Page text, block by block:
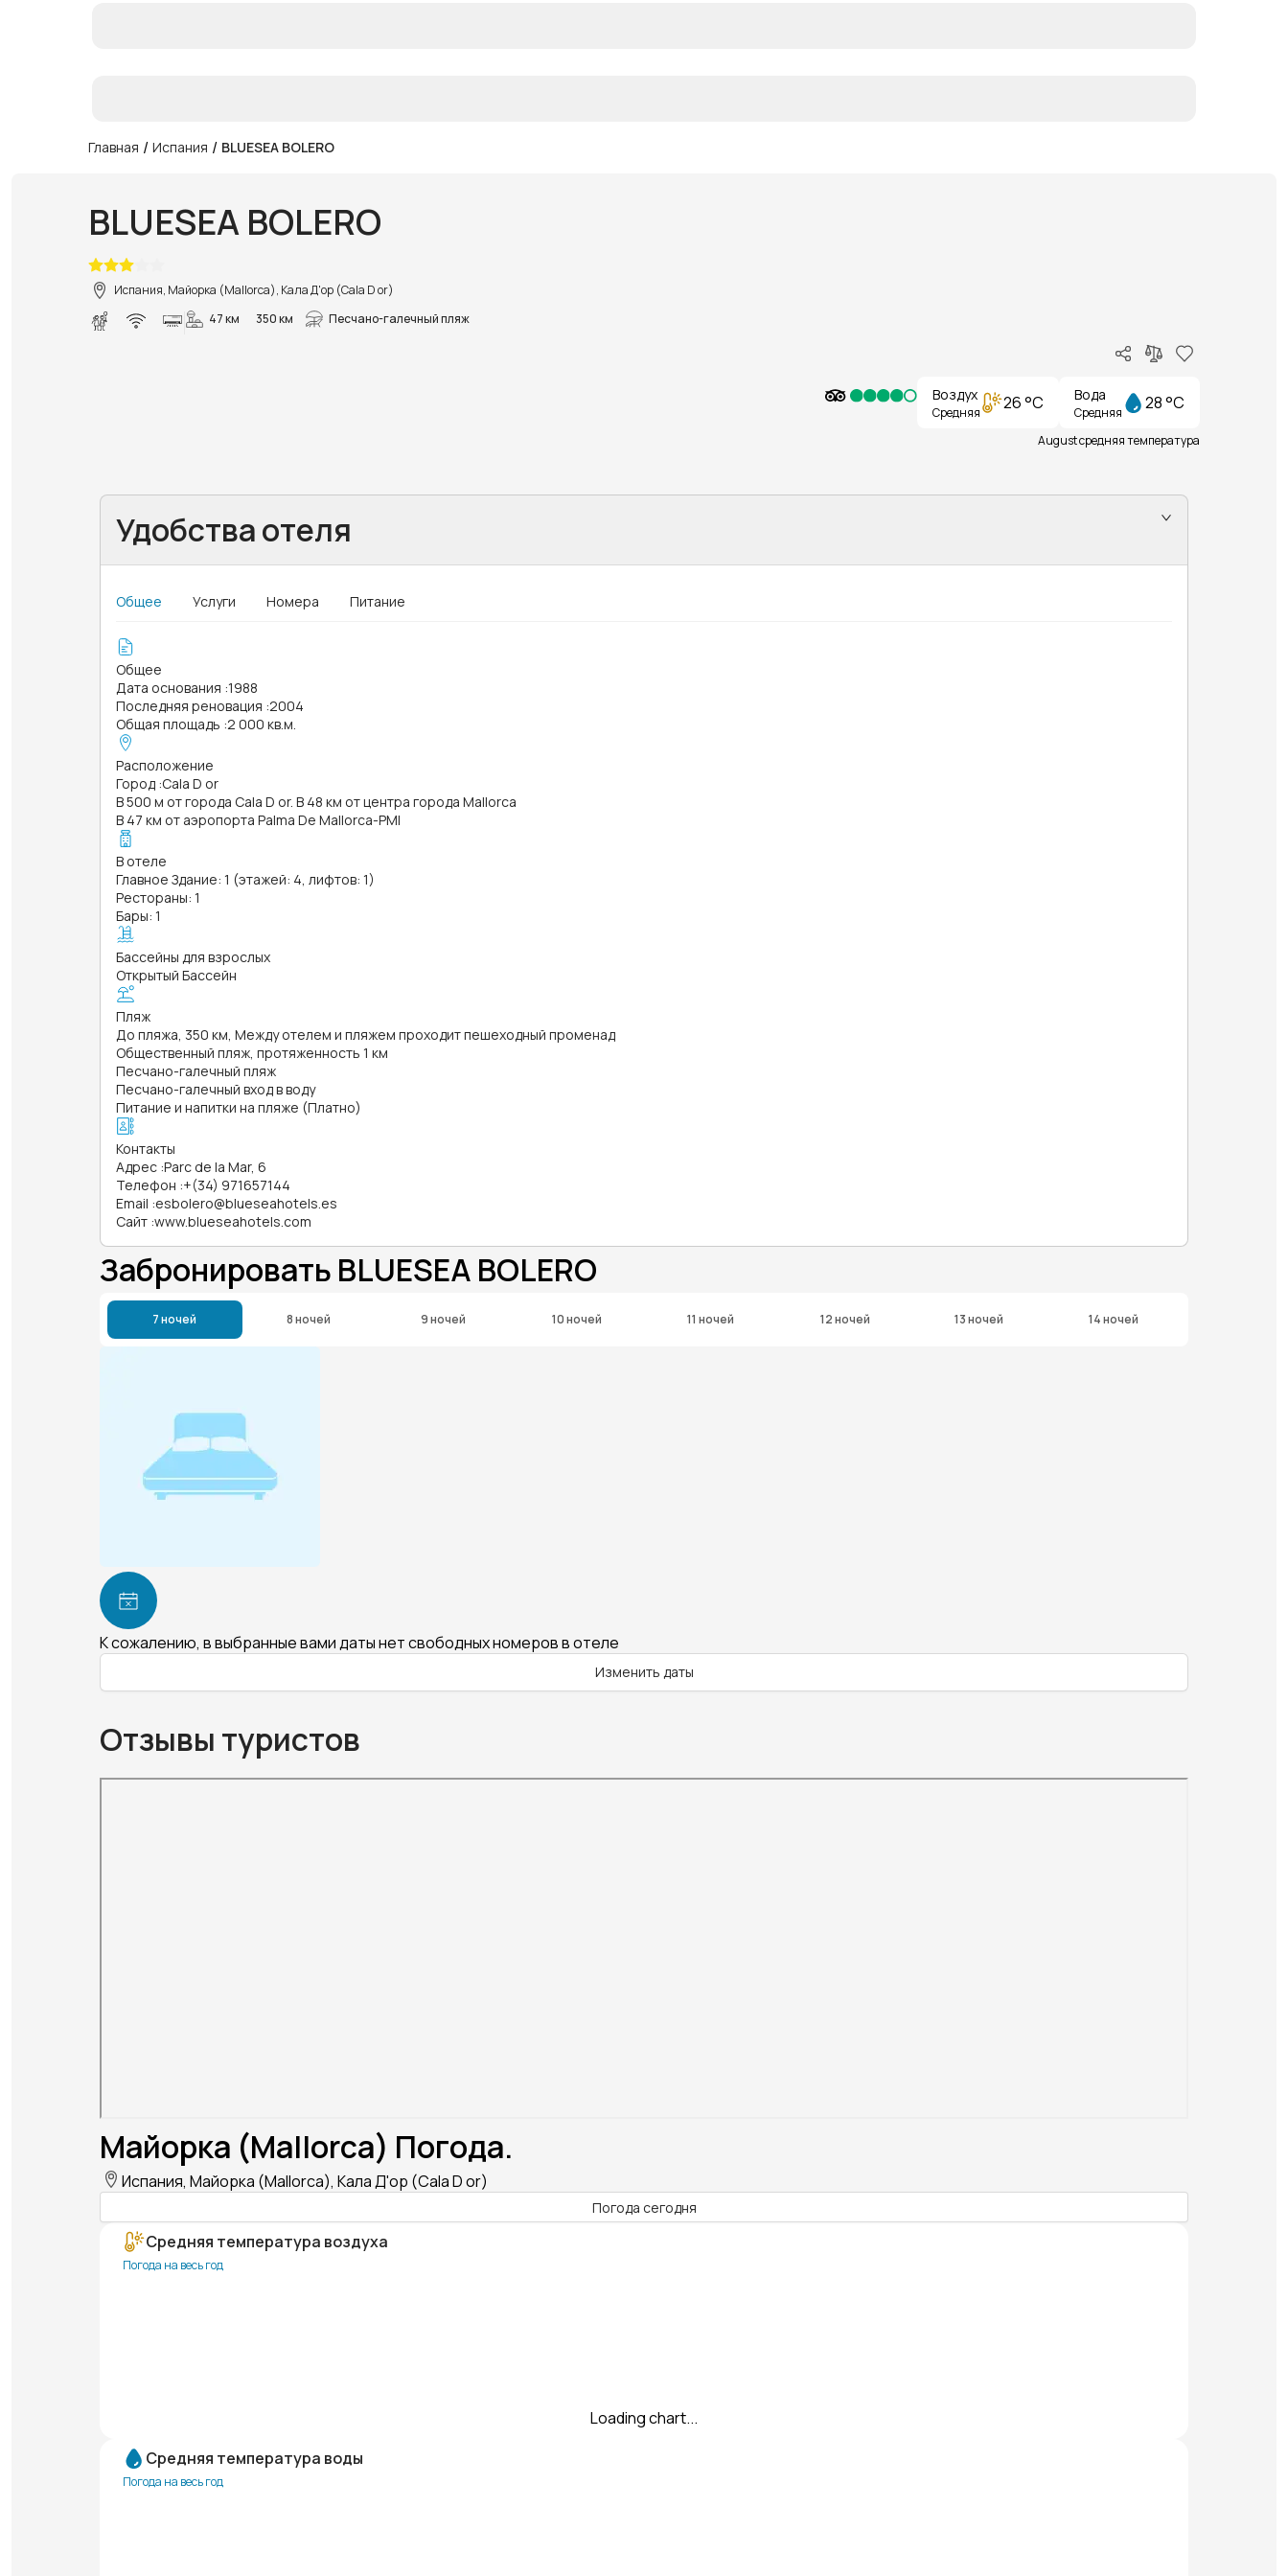
Главная / Испания / BLUESEA BOLERO
BLUESEA BOLERO
Испания, Майорка (Mallorca), Кала Д'ор (Cala D or)
47 км
350 км Песчано-галечный пляж
Воздух
Средняя 26 °C Вода
Средняя 28 °C
August средняя температура
Удобства отеля
Общее Услуги Номера Питание
Общее
Дата основания :1988
Последняя реновация :2004
Общая площадь :2 000 кв.м.
Расположение
Город :Cala D or
В 500 м от города Cala D or. В 48 км от центра города Mallorca
В 47 км от аэропорта Palma De Mallorca-PMI
В отеле
Главное Здание: 1 (этажей: 4, лифтов: 1)
Рестораны: 1
Бары: 1
Бассейны для взрослых
Открытый Бассейн
Пляж
До пляжа, 350 км, Между отелем и пляжем проходит пешеходный променад
Общественный пляж, протяженность 1 км
Песчано-галечный пляж
Песчано-галечный вход в воду
Питание и напитки на пляже (Платно)
Контакты
Адрес :Parc de la Mar, 6
Телефон :+(34) 971657144
Email :esbolero@blueseahotels.es
Сайт :www.blueseahotels.com
Забронировать BLUESEA BOLERO
7 ночей 8 ночей 9 ночей 10 ночей 11 ночей 12 ночей 13 ночей 14 ночей
К сожалению, в выбранные вами даты нет свободных номеров в отеле
Изменить даты
Отзывы туристов
Майорка (Mallorca) Погода.
Испания, Майорка (Mallorca), Кала Д'ор (Cala D or)
Погода сегодня
Средняя температура воздуха
Погода на весь год
Loading chart...
Средняя температура воды
Погода на весь год